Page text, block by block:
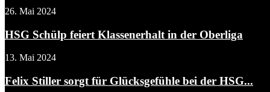
26. Mai 2024
HSG Schülp feiert Klassenerhalt in der Oberliga
13. Mai 2024
Felix Stiller sorgt für Glücksgefühle bei der HSG...